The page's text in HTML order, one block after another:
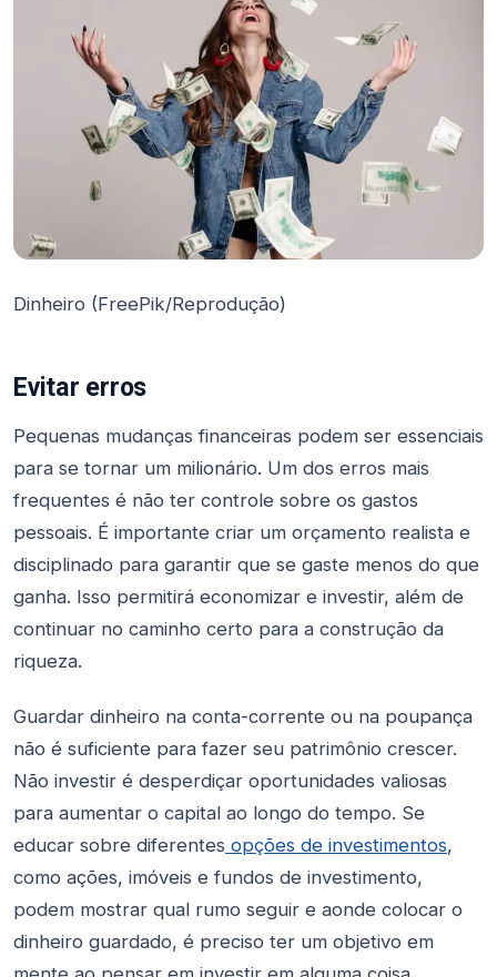
Dinheiro (FreePik/Reprodução)
Evitar erros
Pequenas mudanças financeiras podem ser essenciais
para se tornar um milionário. Um dos erros mais
frequentes é não ter controle sobre os gastos
pessoais. É importante criar um orçamento realista e
disciplinado para garantir que se gaste menos do que
ganha. Isso permitirá economizar e investir, além de
continuar no caminho certo para a construção da
riqueza.
Guardar dinheiro na conta-corrente ou na poupança
não é suficiente para fazer seu patrimônio crescer.
Não investir é desperdiçar oportunidades valiosas
para aumentar o capital ao longo do tempo. Se
educar sobre diferentes opções de investimentos,
como ações, imóveis e fundos de investimento,
podem mostrar qual rumo seguir e aonde colocar o
dinheiro guardado, é preciso ter um objetivo em